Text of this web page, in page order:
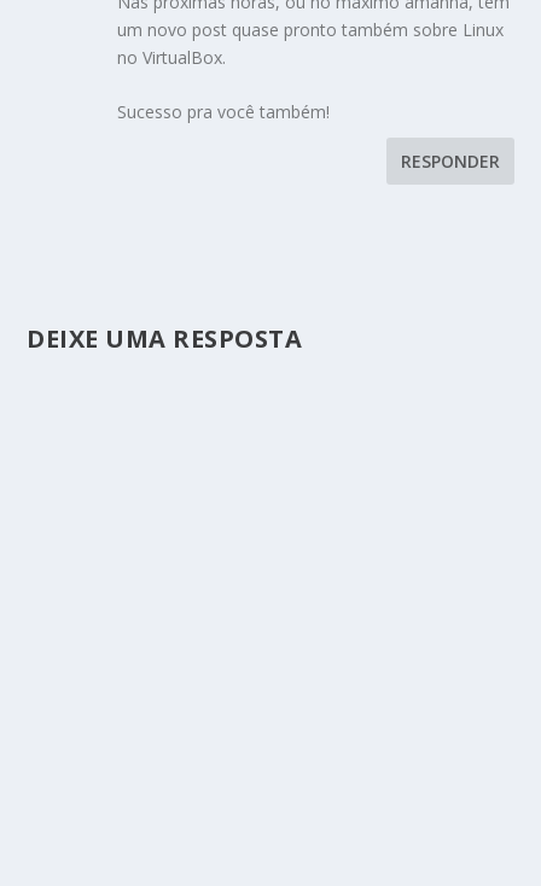
um novo post quase pronto também sobre Linux
no VirtualBox.
Sucesso pra você também!
RESPONDER
DEIXE UMA RESPOSTA